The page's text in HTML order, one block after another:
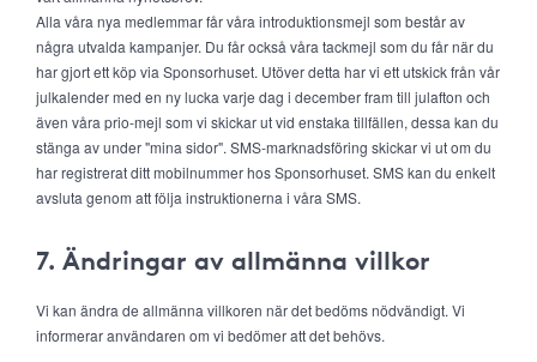
Alla våra nya medlemmar får våra introduktionsmejl som består av
några utvalda kampanjer. Du får också våra tackmejl som du får när du
har gjort ett köp via Sponsorhuset. Utöver detta har vi ett utskick från vår
julkalender med en ny lucka varje dag i december fram till julafton och
även våra prio-mejl som vi skickar ut vid enstaka tillfällen, dessa kan du
stänga av under "mina sidor". SMS-marknadsföring skickar vi ut om du
har registrerat ditt mobilnummer hos Sponsorhuset. SMS kan du enkelt
avsluta genom att följa instruktionerna i våra SMS.
7. Ändringar av allmänna villkor
Vi kan ändra de allmänna villkoren när det bedöms nödvändigt. Vi
informerar användaren om vi bedömer att det behövs.